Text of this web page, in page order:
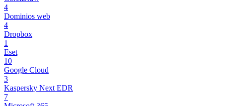
4
Dominios web
4
Dropbox
1
Eset
10
Google Cloud
3
Kaspersky Next EDR
7